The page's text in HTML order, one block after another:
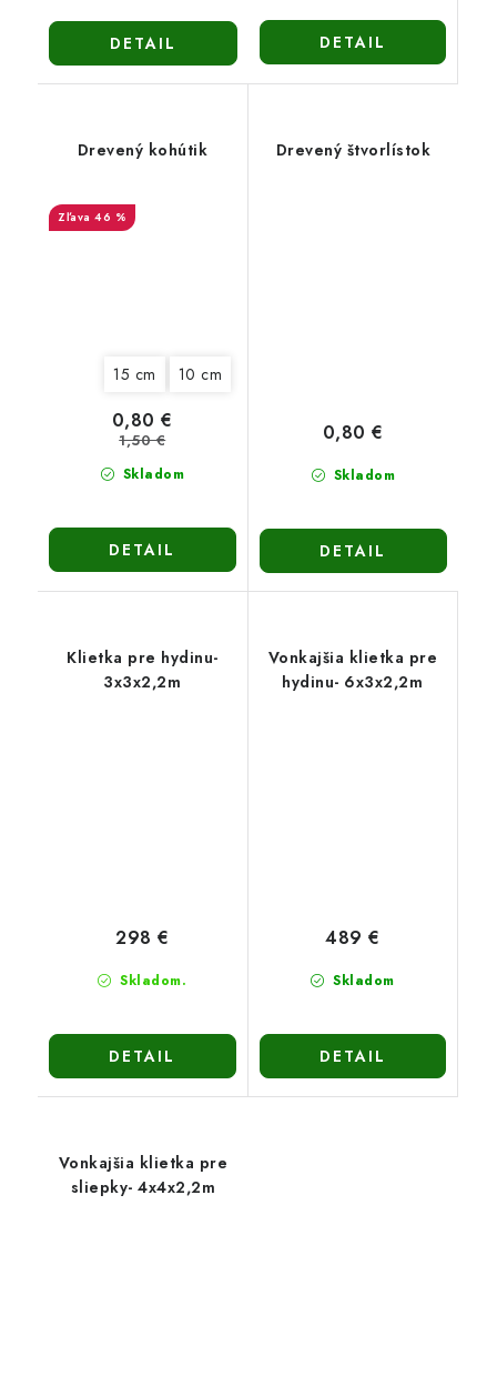
DETAIL DETAIL
Drevený kohútik
46 %
15 cm 10 cm
Skladom
0,80 €
1,50 €
DETAIL
Drevený štvorlístok
Skladom
0,80 €
DETAIL
Klietka pre hydinu-
3x3x2,2m
Skladom.
298 €
DETAIL
Vonkajšia klietka pre
hydinu- 6x3x2,2m
Skladom
489 €
DETAIL
Vonkajšia klietka pre
sliepky- 4x4x2,2m